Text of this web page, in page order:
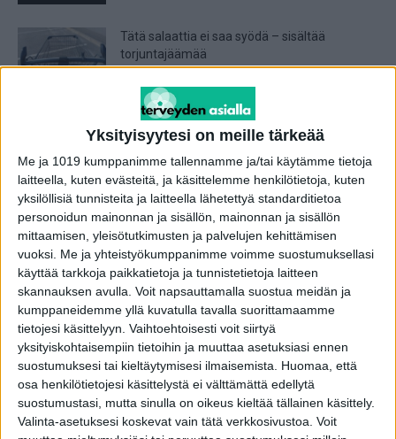
Yksityisyytesi on meille tärkeää
Me ja 1019 kumppanimme tallennamme ja/tai käytämme tietoja
laitteella, kuten evästeitä, ja käsittelemme henkilötietoja, kuten
yksilöllisiä tunnisteita ja laitteella lähetettyä standarditietoa
personoidun mainonnan ja sisällön, mainonnan ja sisällön
mittaamisen, yleisötutkimusten ja palvelujen kehittämisen
vuoksi. Me ja yhteistyökumppanimme voimme suostumuksellasi
käyttää tarkkoja paikkatietoja ja tunnistetietoja laitteen
skannauksen avulla. Voit napsauttamalla suostua meidän ja
kumppaneidemme yllä kuvatulla tavalla suorittamaamme
tietojesi käsittelyyn. Vaihtoehtoisesti voit siirtyä
yksityiskohtaisempiin tietoihin ja muuttaa asetuksiasi ennen
suostumuksesi tai kieltäytymisesi ilmaisemista.
Huomaa, että
osa henkilötietojesi käsittelystä ei välttämättä edellytä
suostumustasi, mutta sinulla on oikeus kieltää tällainen käsittely.
Valinta-asetuksesi koskevat vain tätä verkkosivustoa. Voit
Tätä salaattia ei saa syödä – sisältää
torjuntajäämää
Seiska: Tunnettu näyttelijä Kari Sorvali on
kuollut
4.8.2026
Tutusta lääkkeestä tehtiin erityinen huomio
syövän suhteen – voi jarruttaa leviämistä
3.8.2026
ILMIÖT
Mikä varsinkin miehiä oikein vaivaa
Facebookissa?
8.8.2026